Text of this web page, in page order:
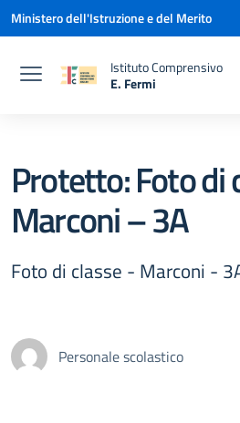
Vai ai contenuti
Vai al menu di navigazione
Vai al footer
Ministero dell'Istruzione e del Merito
Istituto Comprensivo
E. Fermi
Protetto: Foto di
Marconi – 3A
Foto di classe - Marconi -
Personale scolastico